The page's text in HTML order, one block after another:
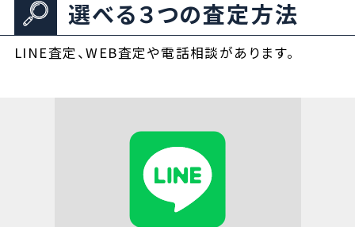
選べる３つの査定方法
LINE査定、WEB査定や電話相談があります。